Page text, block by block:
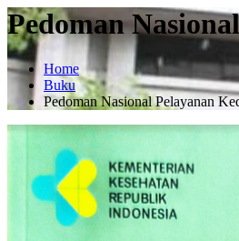
Pedoman
Home
Buku
Pedoman Nasional Pelayanan